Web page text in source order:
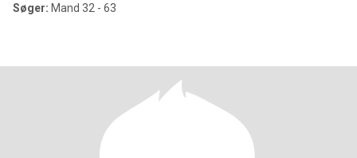
Søger: Mand 32 - 63